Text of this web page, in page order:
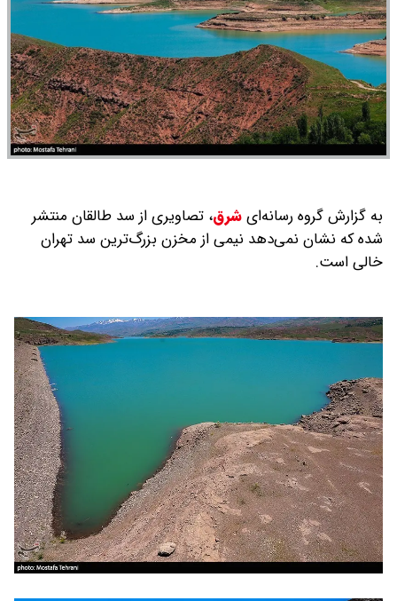
به گزارش گروه رسانه‌ایشرق، تصاویری از سد طالقان منتشر
شده که نشان نمی‌دهد نیمی از مخزن بزرگ‌ترین سد تهران
خالی است.